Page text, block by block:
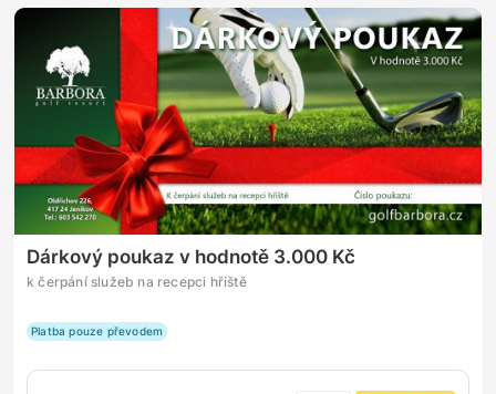
Dárkový poukaz v hodnotě 3.000 Kč
k čerpání služeb na recepci hřiště
Platba pouze převodem